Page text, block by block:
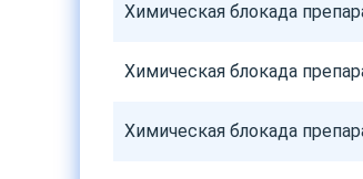
Химическая блокада
Химическая блокада
Химическая блокада